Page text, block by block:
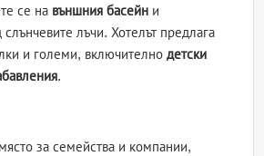
се на външния басейн и
лъчи. Хотелът предлага
и големи, включителнодетски
.
за семейства и компании,